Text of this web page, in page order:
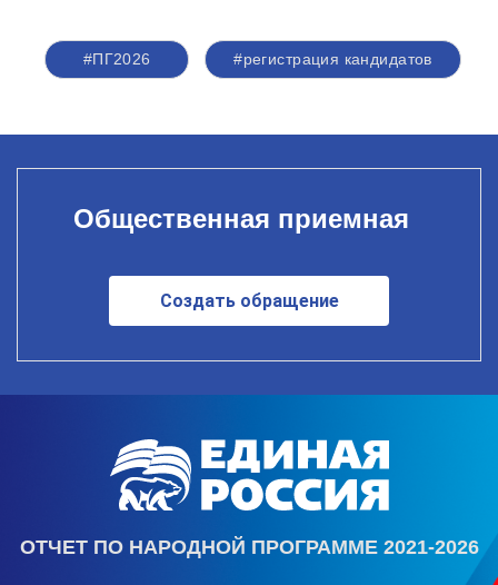
#ПГ2026 #регистрация кандидатов
Общественная приемная
Создать обращение
ОТЧЕТ ПО НАРОДНОЙ ПРОГРАММЕ 2021-2026